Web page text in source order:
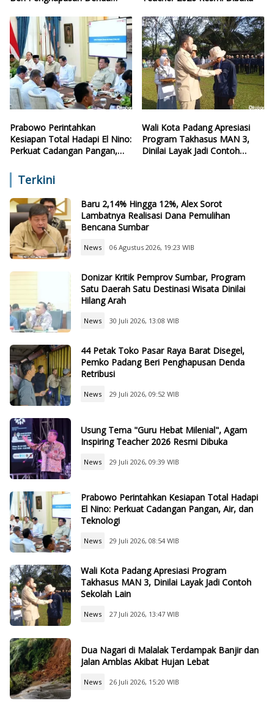
Prabowo Perintahkan
Kesiapan Total Hadapi El Nino:
Perkuat Cadangan Pangan,
Wali Kota Padang Apresiasi
Program Takhasus MAN 3,
Dinilai Layak Jadi Contoh
Terkini
Baru 2,14% Hingga 12%, Alex Sorot
Lambatnya Realisasi Dana Pemulihan
Bencana Sumbar
News 06 Agustus 2026, 19:23 WIB
Donizar Kritik Pemprov Sumbar, Program
Satu Daerah Satu Destinasi Wisata Dinilai
Hilang Arah
News 30 Juli 2026, 13:08 WIB
44 Petak Toko Pasar Raya Barat Disegel,
Pemko Padang Beri Penghapusan Denda
Retribusi
News 29 Juli 2026, 09:52 WIB
Usung Tema "Guru Hebat Milenial", Agam
Inspiring Teacher 2026 Resmi Dibuka
News 29 Juli 2026, 09:39 WIB
Prabowo Perintahkan Kesiapan Total Hadapi
El Nino: Perkuat Cadangan Pangan, Air, dan
Teknologi
News 29 Juli 2026, 08:54 WIB
Wali Kota Padang Apresiasi Program
Takhasus MAN 3, Dinilai Layak Jadi Contoh
Sekolah Lain
News 27 Juli 2026, 13:47 WIB
Dua Nagari di Malalak Terdampak Banjir dan
Jalan Amblas Akibat Hujan Lebat
News 26 Juli 2026, 15:20 WIB